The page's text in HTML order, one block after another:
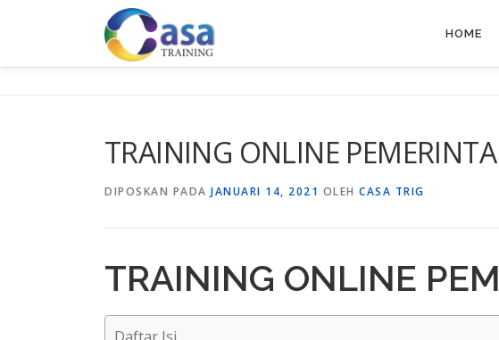
HOME
TRAINING ONLINE
DIPOSKAN PADA JANUARI 14, 2021 OLEH CASA TRIG
TRAINING ONLINE